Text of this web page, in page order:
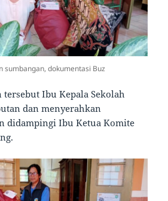
sumbangan, dokumentasi Buz
tersebut Ibu Kepala Sekolah
dan menyerahkan
didampingi Ibu Ketua Komite